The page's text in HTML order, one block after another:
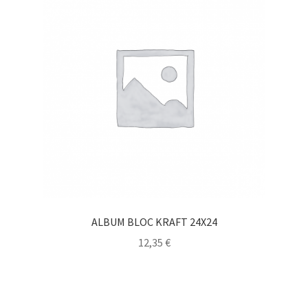
ALBUM BLOC KRAFT 24X24
12,35 €